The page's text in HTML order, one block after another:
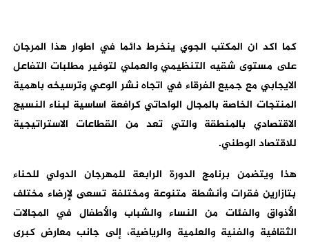
كما اكد ان المكتب الجوي ينخرط دائما في اطوار هذا المرجان
على مستوى شقيه التنظيمي والعملي لتوفير مطلبات التفاعل
الايجابي مع جميع الفرقاء في اتجاه نشر الوعي وترسيخه باهمية
المنتجات الخاصة بالمجال الواحاتي كرافعة اساسية لبناء النسيج
الاقتصادي بالمنطقة والتي تعد من القطاعات الاستراتيجية
للاقتصاد الوطني.
هذا ويتضمن برنامج الدورة الرابعة للمهرجان الدولي للحناء
بتازارين فقرات وأنشطة متنوعة ومختلفة تسعى لإرضاء مختلف
الأذواق والفئات من النساء والشباب والأطفال في المجالات
الثقافية والفنية والعلمية والرياضية، إلى جانب معارض كبرى